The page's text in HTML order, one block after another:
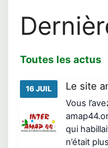
Toutes les actus
16 JUIL Le site
Vous
qui
n’était